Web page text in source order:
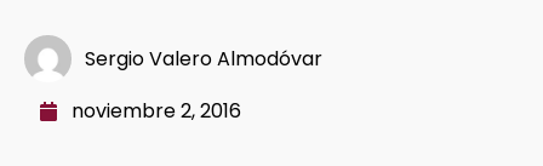
Sergio Valero Almodóvar
noviembre 2, 2016